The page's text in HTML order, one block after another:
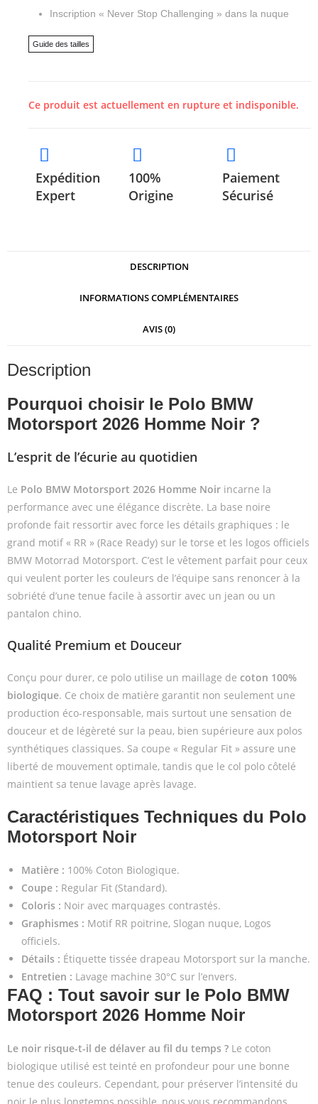
Inscription « Never Stop Challenging » dans la nuque
Guide des tailles
Ce produit est actuellement en rupture et indisponible.
Expédition
Expert
100%
Origine
Paiement
Sécurisé
DESCRIPTION
INFORMATIONS COMPLÉMENTAIRES
AVIS (0)
Description
Pourquoi choisir le Polo BMW
Motorsport 2026 Homme Noir ?
L’esprit de l’écurie au quotidien
Le Polo BMW Motorsport 2026 Homme Noir incarne la
performance avec une élégance discrète. La base noire
profonde fait ressortir avec force les détails graphiques : le
grand motif « RR » (Race Ready) sur le torse et les logos officiels
BMW Motorrad Motorsport. C’est le vêtement parfait pour ceux
qui veulent porter les couleurs de l’équipe sans renoncer à la
sobriété d’une tenue facile à assortir avec un jean ou un
pantalon chino.
Qualité Premium et Douceur
Conçu pour durer, ce polo utilise un maillage de coton 100%
biologique. Ce choix de matière garantit non seulement une
production éco-responsable, mais surtout une sensation de
douceur et de légèreté sur la peau, bien supérieure aux polos
synthétiques classiques. Sa coupe « Regular Fit » assure une
liberté de mouvement optimale, tandis que le col polo côtelé
maintient sa tenue lavage après lavage.
Caractéristiques Techniques du Polo
Motorsport Noir
Matière : 100% Coton Biologique.
Coupe : Regular Fit (Standard).
Coloris : Noir avec marquages contrastés.
Graphismes : Motif RR poitrine, Slogan nuque, Logos
officiels.
Détails : Étiquette tissée drapeau Motorsport sur la manche.
Entretien : Lavage machine 30°C sur l’envers.
FAQ : Tout savoir sur le Polo BMW
Motorsport 2026 Homme Noir
Le noir risque-t-il de délaver au fil du temps ? Le coton
biologique utilisé est teinté en profondeur pour une bonne
tenue des couleurs. Cependant, pour préserver l’intensité du